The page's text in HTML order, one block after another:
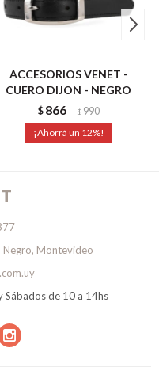
ACCESORIOS VENET -
CUERO DIJON - NEGRO
$ 866 $990
12
Negro, Montevideo
Sábados de 10 a 14hs
